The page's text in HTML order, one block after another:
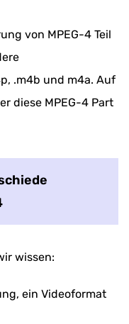
von MPEG-4 Teil
.m4b und m4a. Auf
diese MPEG-4 Part
wissen:
ein Videoformat